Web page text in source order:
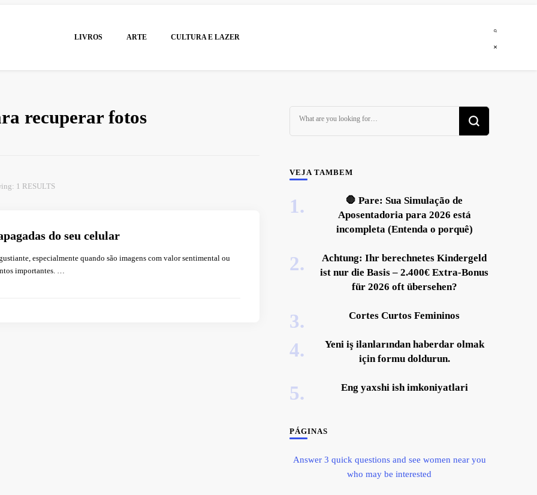
LIVROS ARTE CULTURA E LAZER
recuperar fotos
1 RESULTS
do seu celular
especialmente quando são imagens com valor sentimental ou
importantes. …
VEJA TAMBEM
🛑 Pare: Sua Simulação de
Aposentadoria para 2026 está
incompleta (Entenda o porquê)
Achtung: Ihr berechnetes Kindergeld
ist nur die Basis – 2.400€ Extra-Bonus
für 2026 oft übersehen?
Cortes Curtos Femininos
Yeni iş ilanlarından haberdar olmak
için formu doldurun.
Eng yaxshi ish imkoniyatlari
PÁGINAS
Answer 3 quick questions and see women near you
who may be interested